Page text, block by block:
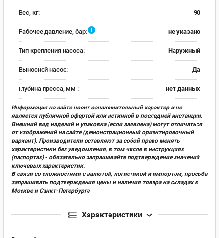
Вес, кг: 90
Рабочее давление, бар: i не указано
Тип крепления насоса: Наружный
Выносной насос: Да
Глубина пресса, мм : нет данных
Информация на сайте носит ознакомительный характер и не
является публичной офертой или истинной в последней инстанции.
Внешний вид изделий и упаковка (если заявлена) могут отличаться
от изображений на сайте (демонстрационный ориентировочный
вариант). Производители оставляют за собой право менять
характеристики без уведомления, в том числе в инструкциях
(паспортах) - обязательно запрашивайте подтверждение значений
ключевых характеристик.
В связи со сложностями с валютой, логистикой и импортом, просьба
запрашивать подтверждения цены и наличия товара на складах в
Москве и Санкт-Петербурге
Характеристики